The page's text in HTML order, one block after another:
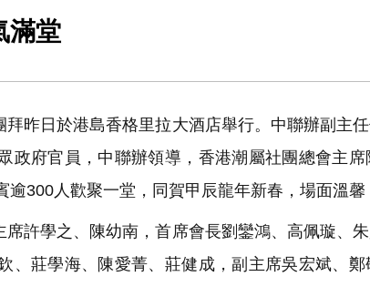
滿堂
昨日於港島香格里拉大酒店舉行。中聯辦副主
政府官員，中聯辦領導，香港潮屬社團總會主
300人歡聚一堂，同賀甲辰龍年新春，場面溫馨
許學之、陳幼南，首席會長劉鑾鴻、高佩璇、
、莊學海、陳愛菁、莊健成，副主席吳宏斌、